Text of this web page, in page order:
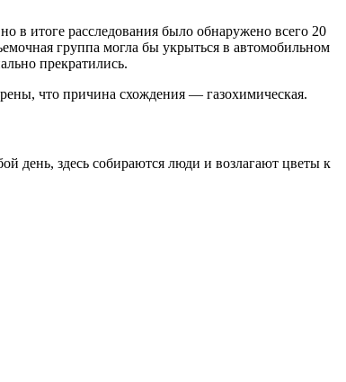
в итоге расследования было обнаружено всего 20
группа могла бы укрыться в автомобильном
прекратились.
что причина схождения — газохимическая.
день, здесь собираются люди и возлагают цветы к